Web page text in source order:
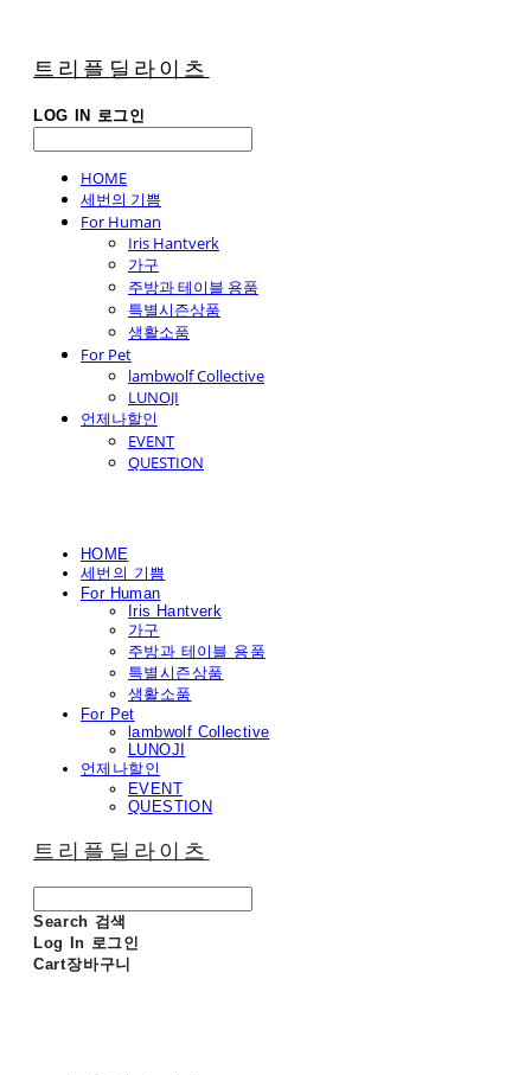
트리플딜라이츠
LOG IN 로그인
HOME
세번의 기쁨
For Human
Iris Hantverk
가구
주방과 테이블 용품
특별시즌상품
생활소품
For Pet
lambwolf Collective
LUNOJI
언제나할인
EVENT
QUESTION
HOME
세번의 기쁨
For Human
Iris Hantverk
가구
주방과 테이블 용품
특별시즌상품
생활소품
For Pet
lambwolf Collective
LUNOJI
언제나할인
EVENT
QUESTION
트리플딜라이츠
Search 검색
Log In 로그인
Cart장바구니